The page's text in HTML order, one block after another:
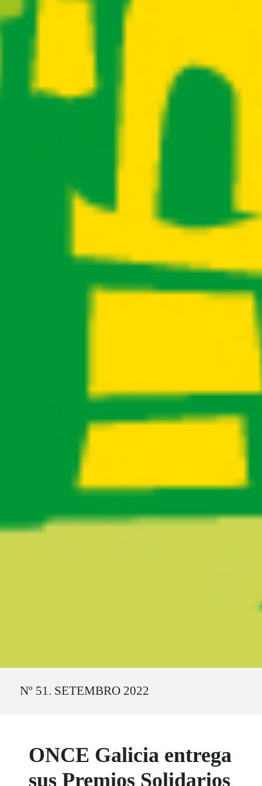
Nº 51. SETEMBRO 2022
ONCE Galicia entrega
sus Premios Solidarios